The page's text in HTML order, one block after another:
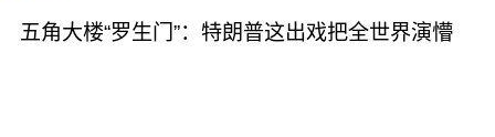
五角大楼“罗生门”：特朗普这出戏把全世界演懵